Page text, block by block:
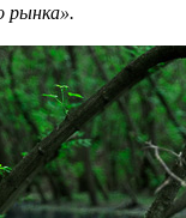
рынка».